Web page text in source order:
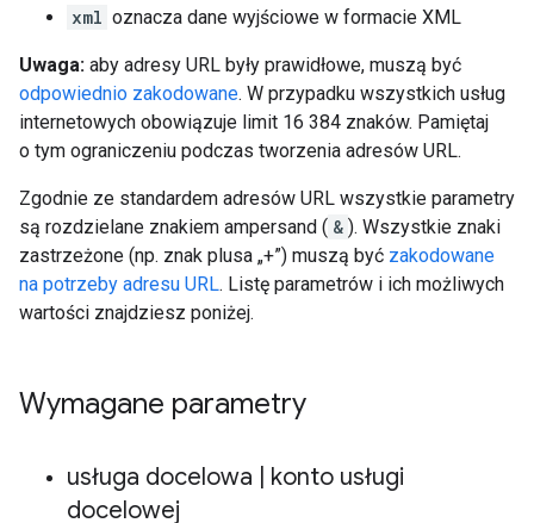
xml oznacza dane wyjściowe w formacie XML
Uwaga: aby adresy URL były prawidłowe, muszą być
odpowiednio zakodowane. W przypadku wszystkich usług
internetowych obowiązuje limit 16 384 znaków. Pamiętaj
o tym ograniczeniu podczas tworzenia adresów URL.
Zgodnie ze standardem adresów URL wszystkie parametry
są rozdzielane znakiem ampersand ( & ). Wszystkie znaki
zastrzeżone (np. znak plusa „+”) muszą być zakodowane
na potrzeby adresu URL. Listę parametrów i ich możliwych
wartości znajdziesz poniżej.
Wymagane parametry
usługa docelowa
konto usługi
docelowej